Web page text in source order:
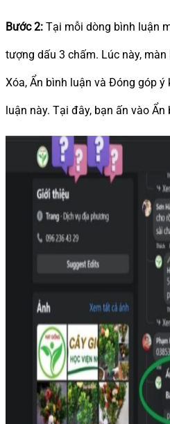
Bước 2: Tại mỗi dòng bình luận
tượng dấu 3 chấm. Lúc này,
Xóa, Ẩn bình luận và Đóng góp ý
luận này. Tại đây, bạn ấn vào Ẩn